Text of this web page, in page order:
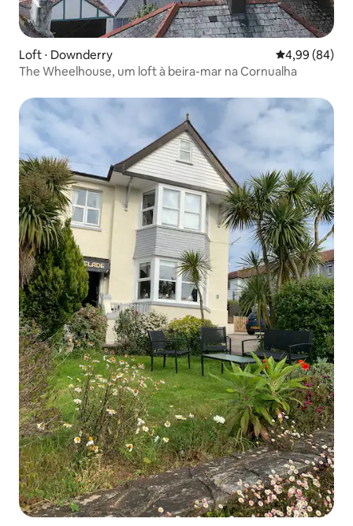
Loft ⋅ Downderry 4,99 de uma
4,99 (84)
The Wheelhouse, um loft à beira-mar na Cornualha